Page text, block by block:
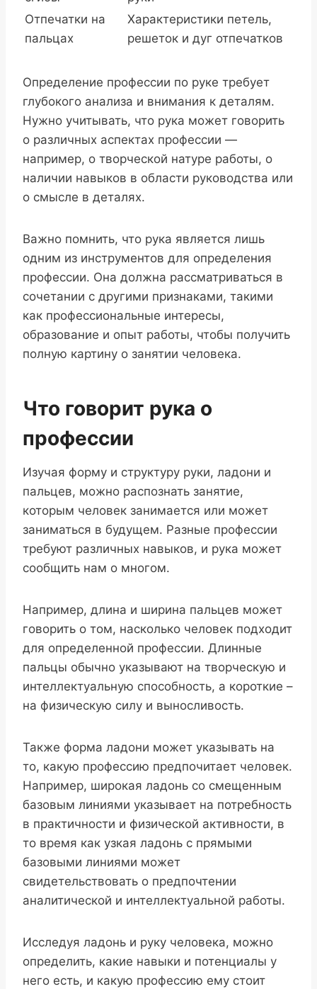
Отпечатки на
пальцах
Характеристики петель,
решеток и дуг отпечатков
Определение профессии по руке требует
глубокого анализа и внимания к деталям.
Нужно учитывать, что рука может говорить
о различных аспектах профессии —
например, о творческой натуре работы, о
наличии навыков в области руководства или
о смысле в деталях.
Важно помнить, что рука является лишь
одним из инструментов для определения
профессии. Она должна рассматриваться в
сочетании с другими признаками, такими
как профессиональные интересы,
образование и опыт работы, чтобы получить
полную картину о занятии человека.
Что говорит рука о
профессии
Изучая форму и структуру руки, ладони и
пальцев, можно распознать занятие,
которым человек занимается или может
заниматься в будущем. Разные профессии
требуют различных навыков, и рука может
сообщить нам о многом.
Например, длина и ширина пальцев может
говорить о том, насколько человек подходит
для определенной профессии. Длинные
пальцы обычно указывают на творческую и
интеллектуальную способность, а короткие –
на физическую силу и выносливость.
Также форма ладони может указывать на
то, какую профессию предпочитает человек.
Например, широкая ладонь со смещенным
базовым линиями указывает на потребность
в практичности и физической активности, в
то время как узкая ладонь с прямыми
базовыми линиями может
свидетельствовать о предпочтении
аналитической и интеллектуальной работы.
Исследуя ладонь и руку человека, можно
определить, какие навыки и потенциалы у
него есть, и какую профессию ему стоит